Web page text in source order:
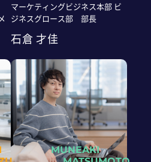
マーケティングビジネス本部 ビ
ジネスグロース部 部長
石倉 才佳
MUNEAKI